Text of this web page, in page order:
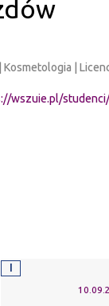
Kosmetologia |
wszuie.pl/
I